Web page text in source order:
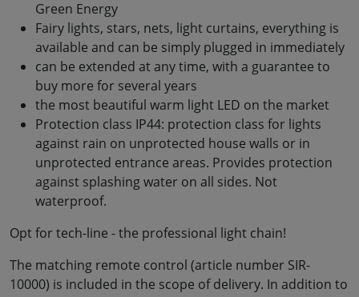
Green Energy
Fairy lights, stars, nets, light curtains, everything is
available and can be simply plugged in immediately
can be extended at any time, with a guarantee to
buy more for several years
the most beautiful warm light LED on the market
Protection class IP44: protection class for lights
against rain on unprotected house walls or in
unprotected entrance areas. Provides protection
against splashing water on all sides. Not
waterproof.
Opt for tech-line - the professional light chain!
The matching remote control (article number SIR-
10000) is included in the scope of delivery. In addition to